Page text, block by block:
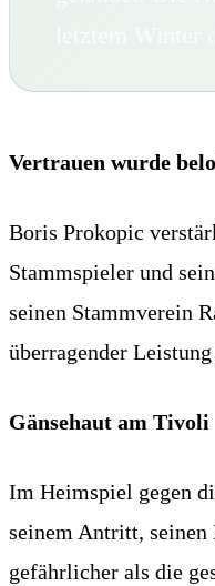
Vertrauen wurde
Boris Prokopic
Stammspieler und
seinen Stammverein
überragender
Gänsehaut am Tivoli
Im Heimspiel gegen
seinem Antritt, seinen
gefährlicher als die